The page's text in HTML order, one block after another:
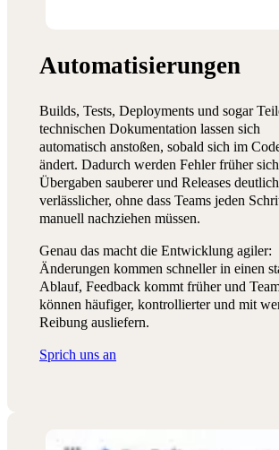
Automatisierungen
Builds, Tests, Deployments und sogar
technischen Dokumentation lassen sich
automatisch anstoßen, sobald sich im
ändert. Dadurch werden Fehler früher
Übergaben sauberer und Releases deutlich
verlässlicher, ohne dass Teams jeden
manuell nachziehen müssen.
Genau das macht die Entwicklung agiler:
Änderungen kommen schneller in einen
Ablauf, Feedback kommt früher und
können häufiger, kontrollierter und mit
Reibung ausliefern.
Sprich uns an